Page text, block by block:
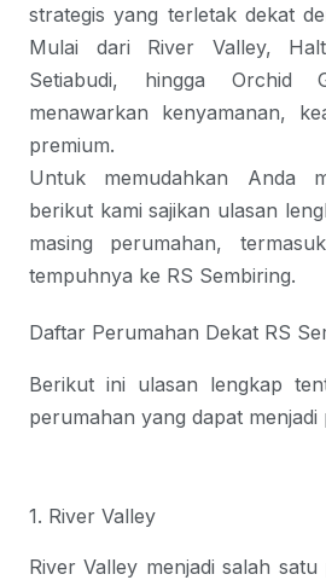
strategis yang terletak dekat
Mulai dari River Valley,
Setiabudi, hingga Orchid
menawarkan kenyamanan,
premium.
Untuk memudahkan Anda
berikut kami sajikan ulasan
masing perumahan,
tempuhnya ke RS Sembiring.
Daftar Perumahan Dekat RS
Berikut ini ulasan lengkap
perumahan yang dapat menjadi
1. River Valley
River Valley menjadi salah